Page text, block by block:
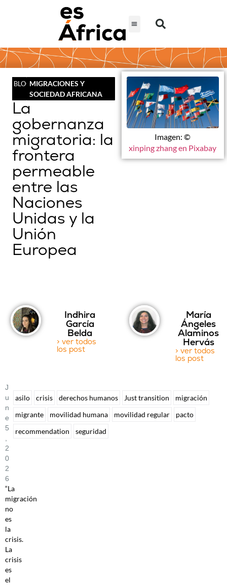
BLOGMIGRACIONES Y
SOCIEDAD AFRICANA
La
gobernanza
migratoria: la
frontera
permeable
entre las
Naciones
Unidas y la
Unión
Europea
Imagen: ©
xinping zhang en Pixabay
Indhira
García
Belda
> ver todos
los post
María
Ángeles
Alaminos
Hervás
> ver todos
los post
J
U
N
E
5
2
0
2
6
“La
migración
no
es
la
crisis.
La
crisis
es
el
asilo crisis derechos humanos Just transition
migración
migrante
movilidad humana movilidad regular
pacto
recommendation
seguridad